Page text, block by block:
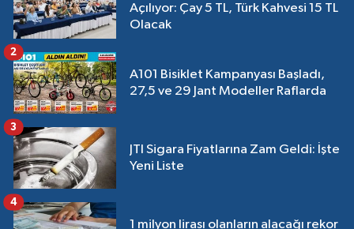
Açılıyor: Çay 5 TL, Türk Kahvesi 15 TL
Olacak
A101 Bisiklet Kampanyası Başladı,
27,5 ve 29 Jant Modeller Raflarda
2
JTI Sigara Fiyatlarına Zam Geldi: İşte
Yeni Liste
3
1 milyon lirası olanların alacağı rekor
4